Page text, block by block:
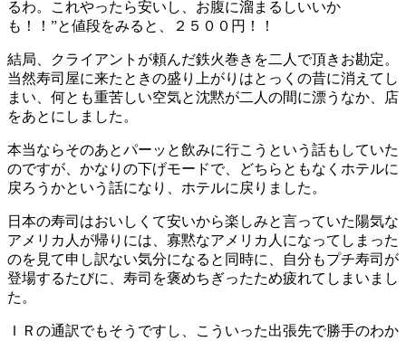
るわ。これやったら安いし、お腹に溜まるしいいか
も！！”と値段をみると、２５００円！！
結局、クライアントが頼んだ鉄火巻きを二人で頂きお勘定。
当然寿司屋に来たときの盛り上がりはとっくの昔に消えてし
まい、何とも重苦しい空気と沈黙が二人の間に漂うなか、店
をあとにしました。
本当ならそのあとパーッと飲みに行こうという話もしていた
のですが、かなりの下げモードで、どちらともなくホテルに
戻ろうかという話になり、ホテルに戻りました。
日本の寿司はおいしくて安いから楽しみと言っていた陽気な
アメリカ人が帰りには、寡黙なアメリカ人になってしまった
のを見て申し訳ない気分になると同時に、自分もプチ寿司が
登場するたびに、寿司を褒めちぎったため疲れてしまいまし
た。
ＩＲの通訳でもそうですし、こういった出張先で勝手のわか